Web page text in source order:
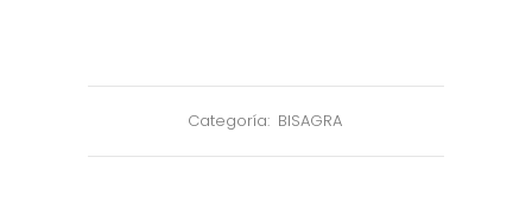
Categoría: BISAGRA